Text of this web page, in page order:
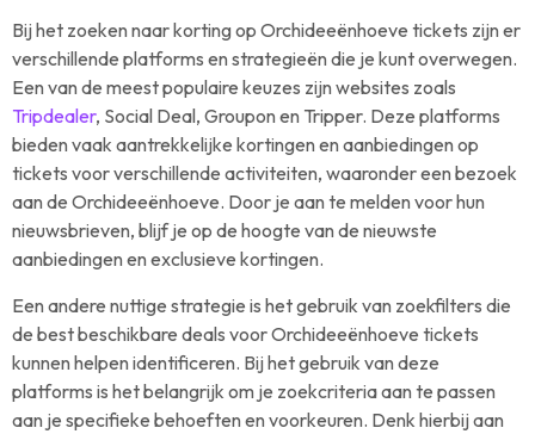
Bij het zoeken naar korting op Orchideeënhoeve tickets zijn er
verschillende platforms en strategieën die je kunt overwegen.
Een van de meest populaire keuzes zijn websites zoals
Tripdealer, Social Deal, Groupon en Tripper. Deze platforms
bieden vaak aantrekkelijke kortingen en aanbiedingen op
tickets voor verschillende activiteiten, waaronder een bezoek
aan de Orchideeënhoeve. Door je aan te melden voor hun
nieuwsbrieven, blijf je op de hoogte van de nieuwste
aanbiedingen en exclusieve kortingen.
Een andere nuttige strategie is het gebruik van zoekfilters die
de best beschikbare deals voor Orchideeënhoeve tickets
kunnen helpen identificeren. Bij het gebruik van deze
platforms is het belangrijk om je zoekcriteria aan te passen
aan je specifieke behoeften en voorkeuren. Denk hierbij aan